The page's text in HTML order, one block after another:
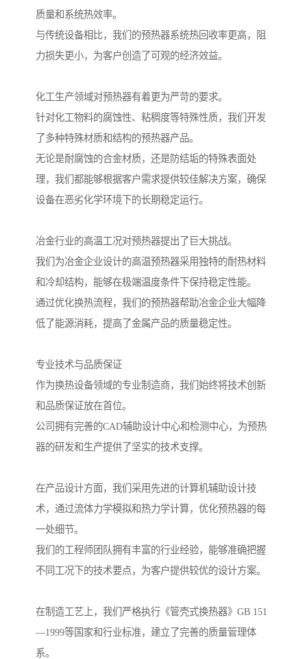
质量和系统热效率。
与传统设备相比，我们的预热器系统热回收率更高，阻
力损失更小，为客户创造了可观的经济效益。
化工生产领域对预热器有着更为严苛的要求。
针对化工物料的腐蚀性、粘稠度等特殊性质，我们开发
了多种特殊材质和结构的预热器产品。
无论是耐腐蚀的合金材质，还是防结垢的特殊表面处
理，我们都能够根据客户需求提供较佳解决方案，确保
设备在恶劣化学环境下的长期稳定运行。
冶金行业的高温工况对预热器提出了巨大挑战。
我们为冶金企业设计的高温预热器采用独特的耐热材料
和冷却结构，能够在极端温度条件下保持稳定性能。
通过优化换热流程，我们的预热器帮助冶金企业大幅降
低了能源消耗，提高了金属产品的质量稳定性。
专业技术与品质保证
作为换热设备领域的专业制造商，我们始终将技术创新
和品质保证放在首位。
公司拥有完善的CAD辅助设计中心和检测中心，为预热
器的研发和生产提供了坚实的技术支撑。
在产品设计方面，我们采用先进的计算机辅助设计技
术，通过流体力学模拟和热力学计算，优化预热器的每
一处细节。
我们的工程师团队拥有丰富的行业经验，能够准确把握
不同工况下的技术要点，为客户提供较优的设计方案。
在制造工艺上，我们严格执行《管壳式换热器》GB 151
—1999等国家和行业标准，建立了完善的质量管理体
系。